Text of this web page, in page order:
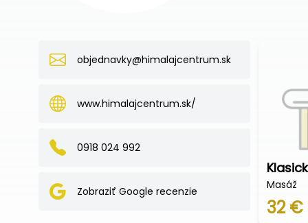
objednavky@himalajcentrum.sk
www.himalajcentrum.sk/
0918 024 992
Zobraziť Google recenzie Masáž
32 €